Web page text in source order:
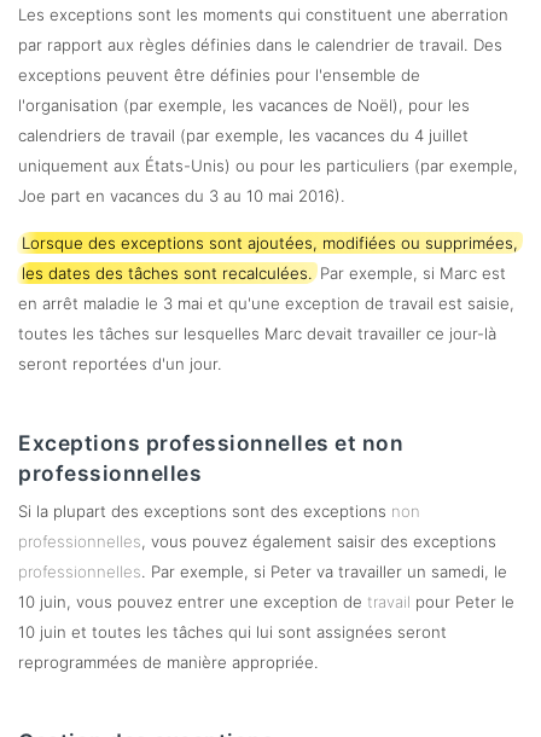
Les exceptions sont les moments qui constituent une aberration
par rapport aux règles définies dans le calendrier de travail. Des
exceptions peuvent être définies pour l'ensemble de
l'organisation (par exemple, les vacances de Noël), pour les
calendriers de travail (par exemple, les vacances du 4 juillet
uniquement aux États-Unis) ou pour les particuliers (par exemple,
Joe part en vacances du 3 au 10 mai 2016).
Lorsque des exceptions sont ajoutées, modifiées ou supprimées,
les dates des tâches sont recalculées. Par exemple, si Marc est
en arrêt maladie le 3 mai et qu'une exception de travail est saisie,
toutes les tâches sur lesquelles Marc devait travailler ce jour-là
seront reportées d'un jour.
Exceptions professionnelles et non
professionnelles
Si la plupart des exceptions sont des exceptions non
professionnelles, vous pouvez également saisir des exceptions
professionnelles. Par exemple, si Peter va travailler un samedi, le
10 juin, vous pouvez entrer une exception de travail pour Peter le
10 juin et toutes les tâches qui lui sont assignées seront
reprogrammées de manière appropriée.